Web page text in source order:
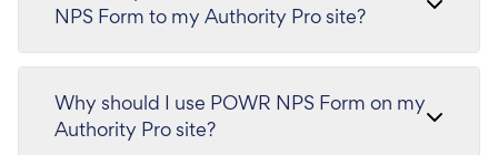
NPS Form to my Authority Pro site?
Why should I use POWR NPS Form on my
Authority Pro site?